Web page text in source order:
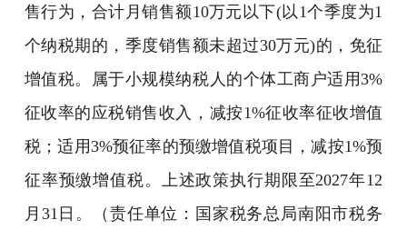
售行为，合计月销售额10万元以下(以1个季度为1
个纳税期的，季度销售额未超过30万元)的，免征
增值税。属于小规模纳税人的个体工商户适用3%
征收率的应税销售收入，减按1%征收率征收增值
税；适用3%预征率的预缴增值税项目，减按1%预
征率预缴增值税。上述政策执行期限至2027年12
月31日。（责任单位：国家税务总局南阳市税务